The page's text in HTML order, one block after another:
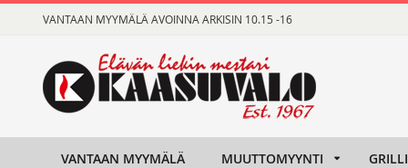
to
VANTAAN MYYMÄLÄ AVOINNA ARKISIN 10.15 -16
VANTAAN MYYMÄLÄ MUUTTOMYYNTI